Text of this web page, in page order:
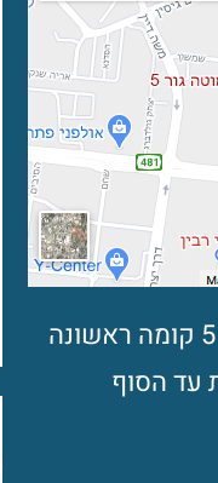
פתח תקווה מוטה גור 5 קומה ראשונה
עד הסוף